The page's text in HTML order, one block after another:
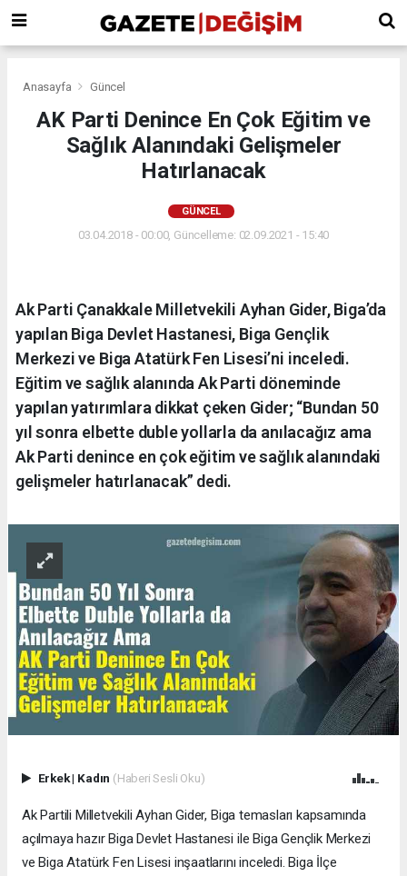
Anasayfa Güncel
AK Parti Denince En Çok Eğitim ve
Sağlık Alanındaki Gelişmeler
Hatırlanacak
GÜNCEL
03.04.2018 - 00:00, Güncelleme: 02.09.2021 - 15:40
Ak Parti Çanakkale Milletvekili Ayhan Gider, Biga’da
yapılan Biga Devlet Hastanesi, Biga Gençlik
Merkezi ve Biga Atatürk Fen Lisesi’ni inceledi.
Eğitim ve sağlık alanında Ak Parti döneminde
yapılan yatırımlara dikkat çeken Gider; “Bundan 50
yıl sonra elbette duble yollarla da anılacağız ama
Ak Parti denince en çok eğitim ve sağlık alanındaki
gelişmeler hatırlanacak” dedi.
Erkek| Kadın (Haberi Sesli Oku)
Ak Partili Milletvekili Ayhan Gider, Biga temasları kapsamında
açılmaya hazır Biga Devlet Hastanesi ile Biga Gençlik Merkezi
ve Biga Atatürk Fen Lisesi inşaatlarını inceledi. Biga İlçe